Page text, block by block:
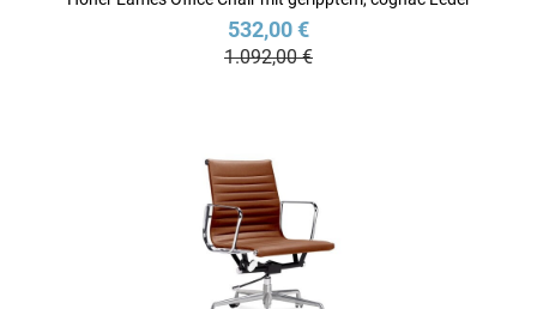
532,00 €
1.092,00 €